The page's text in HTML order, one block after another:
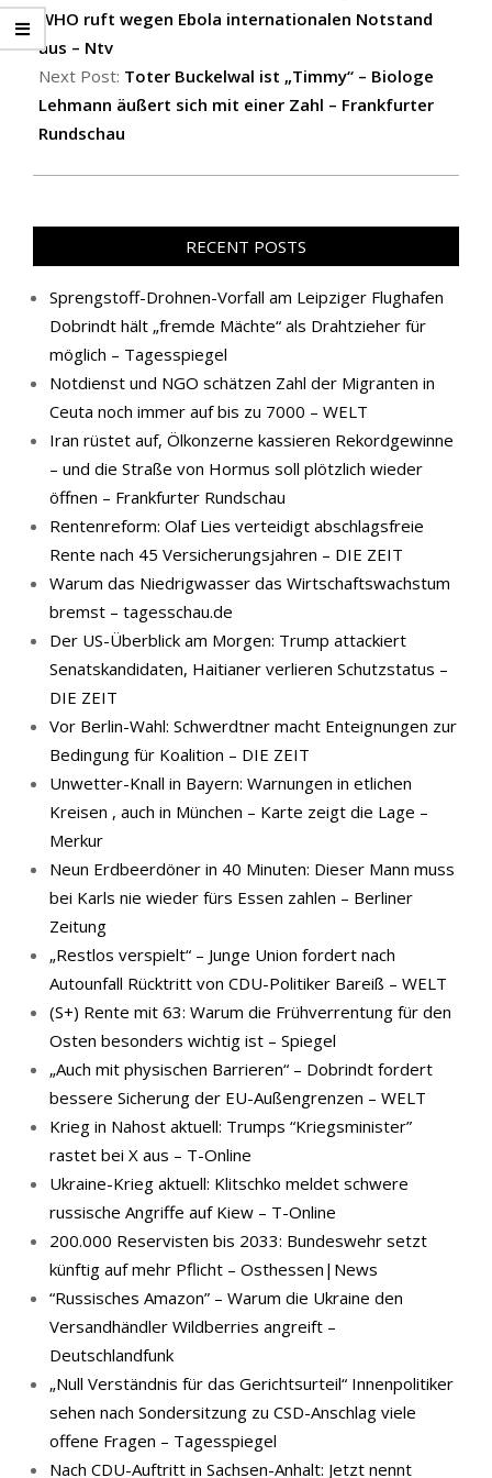
17WHO ruft wegen Ebola internationalen Notstand
aus – Ntv
Next Post: Toter Buckelwal ist „Timmy“ – Biologe
Lehmann äußert sich mit einer Zahl – Frankfurter
Rundschau
RECENT POSTS
Sprengstoff-Drohnen-Vorfall am Leipziger Flughafen
Dobrindt hält „fremde Mächte“ als Drahtzieher für
möglich – Tagesspiegel
Notdienst und NGO schätzen Zahl der Migranten in
Ceuta noch immer auf bis zu 7000 – WELT
Iran rüstet auf, Ölkonzerne kassieren Rekordgewinne
– und die Straße von Hormus soll plötzlich wieder
öffnen – Frankfurter Rundschau
Rentenreform: Olaf Lies verteidigt abschlagsfreie
Rente nach 45 Versicherungsjahren – DIE ZEIT
Warum das Niedrigwasser das Wirtschaftswachstum
bremst – tagesschau.de
Der US-Überblick am Morgen: Trump attackiert
Senatskandidaten, Haitianer verlieren Schutzstatus –
DIE ZEIT
Vor Berlin-Wahl: Schwerdtner macht Enteignungen zur
Bedingung für Koalition – DIE ZEIT
Unwetter-Knall in Bayern: Warnungen in etlichen
Kreisen , auch in München – Karte zeigt die Lage –
Merkur
Neun Erdbeerdöner in 40 Minuten: Dieser Mann muss
bei Karls nie wieder fürs Essen zahlen – Berliner
Zeitung
„Restlos verspielt“ – Junge Union fordert nach
Autounfall Rücktritt von CDU-Politiker Bareiß – WELT
(S+) Rente mit 63: Warum die Frühverrentung für den
Osten besonders wichtig ist – Spiegel
„Auch mit physischen Barrieren“ – Dobrindt fordert
bessere Sicherung der EU-Außengrenzen – WELT
Krieg in Nahost aktuell: Trumps “Kriegsminister”
rastet bei X aus – T-Online
Ukraine-Krieg aktuell: Klitschko meldet schwere
russische Angriffe auf Kiew – T-Online
200.000 Reservisten bis 2033: Bundeswehr setzt
künftig auf mehr Pflicht – Osthessen|News
“Russisches Amazon” – Warum die Ukraine den
Versandhändler Wildberries angreift –
Deutschlandfunk
„Null Verständnis für das Gerichtsurteil“ Innenpolitiker
sehen nach Sondersitzung zu CSD-Anschlag viele
offene Fragen – Tagesspiegel
Nach CDU-Auftritt in Sachsen-Anhalt: Jetzt nennt